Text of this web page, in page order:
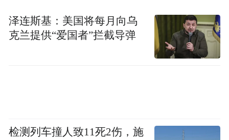
泽连斯基：美国将每月向乌
克兰提供“爱国者”拦截导弹
检测列车撞人致11死2伤，施